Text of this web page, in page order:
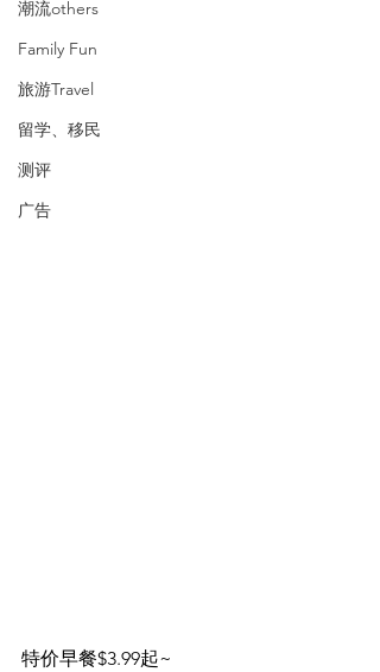
潮流others
Family Fun
旅游Travel
留学、移民
测评
广告
特价早餐$3.99起~